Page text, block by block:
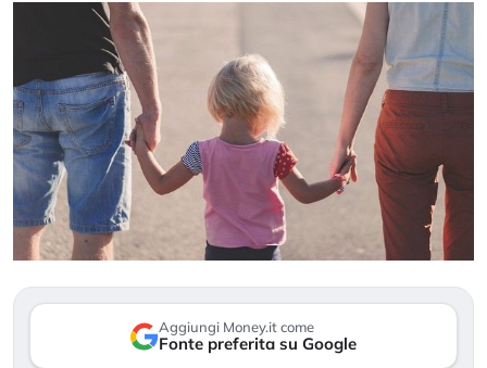
Aggiungi Money.it come
Fonte preferita su Google